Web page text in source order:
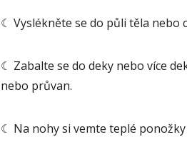
☾ Vyslékněte se do půli těla nebo
☾ Zabalte se do deky nebo více
nebo průvan.
☾ Na nohy si vemte teplé